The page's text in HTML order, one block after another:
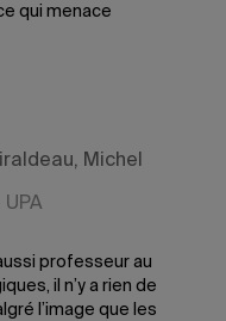
qui menace
Michel
professeur au
il n’y a rien de
l’image que les